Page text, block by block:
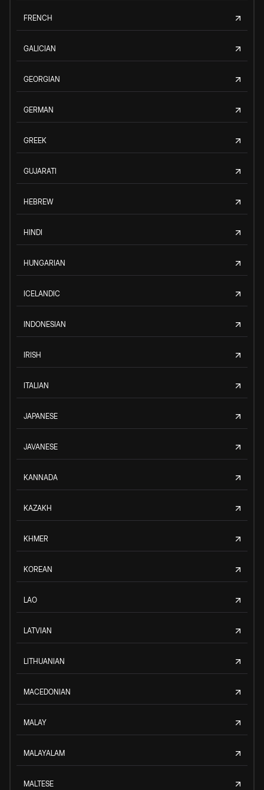
FRENCH
GALICIAN
GEORGIAN
GERMAN
GREEK
GUJARATI
HEBREW
HINDI
HUNGARIAN
ICELANDIC
INDONESIAN
IRISH
ITALIAN
JAPANESE
JAVANESE
KANNADA
KAZAKH
KHMER
KOREAN
LAO
LATVIAN
LITHUANIAN
MACEDONIAN
MALAY
MALAYALAM
MALTESE